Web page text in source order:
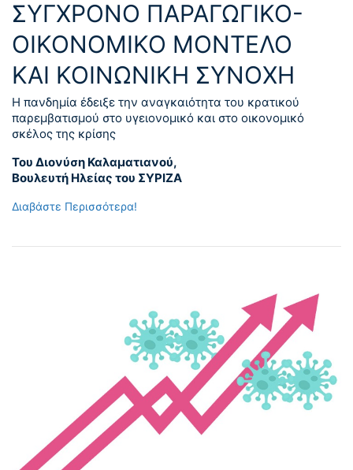
ΣΥΓΧΡΟΝΟ ΠΑΡΑΓΩΓΙΚΟ-
ΟΙΚΟΝΟΜΙΚΟ ΜΟΝΤΕΛΟ
ΚΑΙ ΚΟΙΝΩΝΙΚΗ ΣΥΝΟΧΗ
Η πανδημία έδειξε την αναγκαιότητα του κρατικού
παρεμβατισμού στο υγειονομικό και στο οικονομικό
σκέλος της κρίσης
Του Διονύση Καλαματιανού,
Βουλευτή Ηλείας του ΣΥΡΙΖΑ
Διαβάστε Περισσότερα!